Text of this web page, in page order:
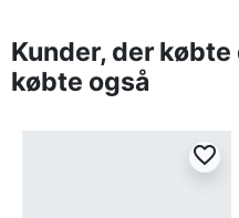
Kunder, der købte
købte også
favorite_border